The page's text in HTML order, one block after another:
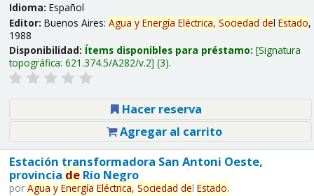
Idioma: Español
Editor: Buenos Aires: Agua y Energía Eléctrica, Sociedad del Estado,
1988
Disponibilidad: Ítems disponibles para préstamo: Signatura
topográfica: 621.374.5/A282/v.2 (3).
Hacer reserva
Agregar al carrito
Estación transformadora San Antoni Oeste,
provincia deRío Negro
por Agua y Energía Eléctrica, Sociedad del Estado.